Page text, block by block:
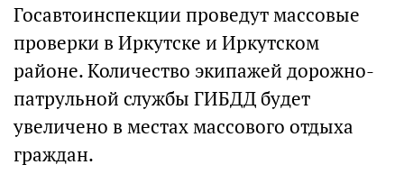
Госавтоинспекции проведут массовые
проверки в Иркутске и Иркутском
районе. Количество экипажей дорожно-
патрульной службы ГИБДД будет
увеличено в местах массового отдыха
граждан.